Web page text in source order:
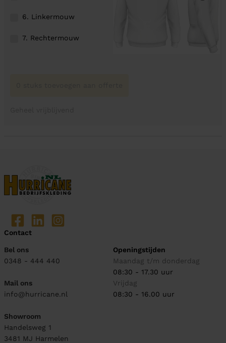
6. Linkermouw
7. Rechtermouw
Contact
Bel ons
0348 - 444 440
Mail ons
info@hurricane.nl
Showroom
Handelsweg 1
3481 MJ Harmelen
Openingstijden
Maandag t/m donderdag
08:30 - 17.30 uur
Vrijdag
08:30 - 16.00 uur